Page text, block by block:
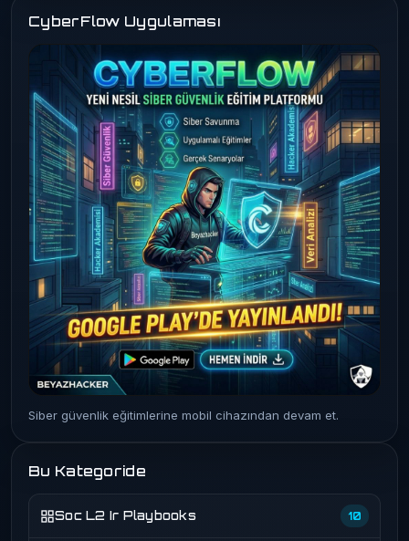
CyberFlow Uygulaması
Siber güvenlik eğitimlerine mobil cihazından devam et.
Bu Kategoride
Soc L2 Ir Playbooks 10